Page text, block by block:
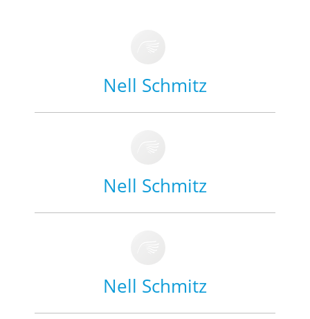
Nell Schmitz
Nell Schmitz
Nell Schmitz